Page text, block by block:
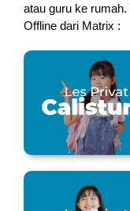
atau guru ke rumah.
Offline dari Matrix :